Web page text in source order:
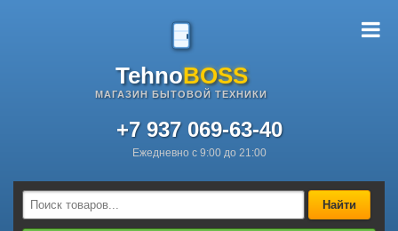
TehnoBOSS
МАГАЗИН БЫТОВОЙ ТЕХНИКИ
+7 937 069-63-40
Ежедневно с 9:00 до 21:00
Найти